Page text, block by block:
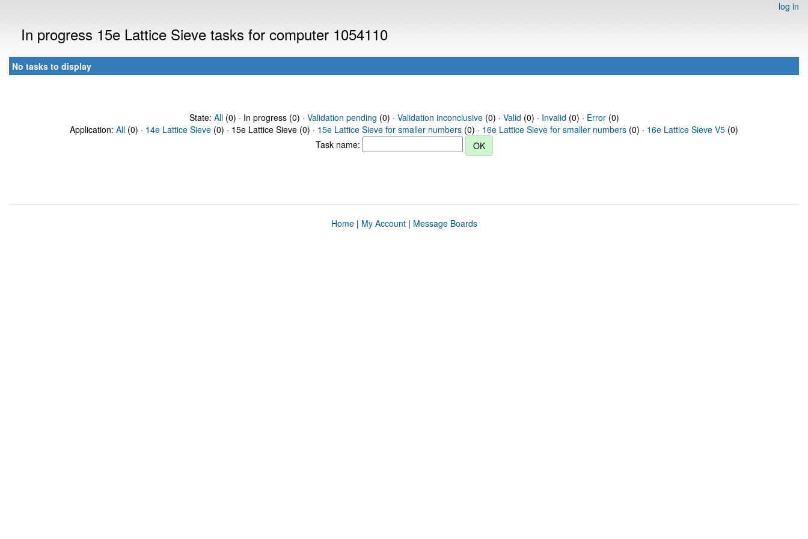
log in
In progress 15e Lattice Sieve tasks for computer 1054110
No tasks to display
State: All(0) · In progress (0) · Validation pending (0) · Validation inconclusive(0) · Valid (0) · Invalid (0) · Error(0)
Application: All (0) · 14e Lattice Sieve (0) · 15e Lattice Sieve (0) · 15e Lattice Sieve for smaller numbers (0) · 16e Lattice Sieve for smaller numbers (0) · 16e Lattice Sieve V5 (0)
Task name:
Home| My Account| Message Boards